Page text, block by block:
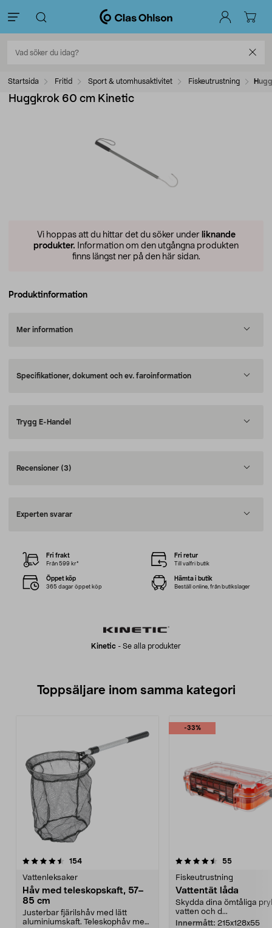
Startsida Fritid Sport & utomhusaktivitet Fiskeutrustning
Huggkrok 60 cm Kinetic
Vi hoppas att du hittar det du söker under liknande
produkter. Information om den utgångna produkten
finns längst ner på den här sidan.
Produktinformation
Mer information
Specifikationer, dokument och ev. faroinformation
Trygg E-Handel
Recensioner (3)
Experten svarar
Kinetic - Se alla produkter
Fri frakt
Från 599 kr*
Fri retur
Till valfri butik
Öppet köp
365 dagar öppet köp
Hämta i butik
Beställ online, från butikslager
Toppsäljare inom samma kategori
154recensioner
Vattenleksaker
Håv med teleskopskaft, 57–
85 cm
Justerbar fjärilshåv med lätt
aluminiumskaft. Teleskophåv med
-33%
4.5 av 5 stjärnor 55recensioner
Fiskeutrustning
Vattentät låda
Skydda dina ömtåliga
vatten och d...
Innermått: 215x128x55
4.5 av 5 stjärnor